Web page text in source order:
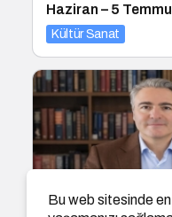
Haziran – 5
Kültür Sanat
Bu web sitesinde